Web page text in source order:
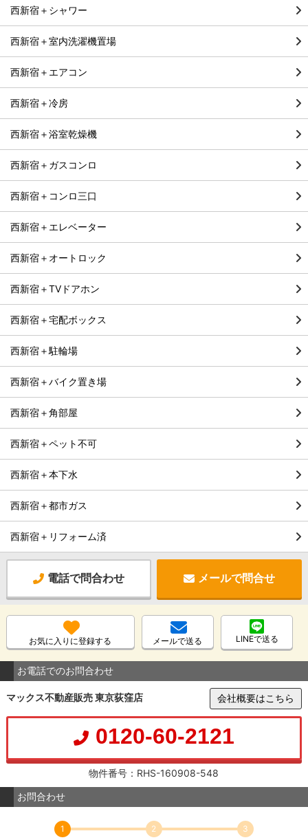
西新宿＋シャワー
西新宿＋室内洗濯機置場
西新宿＋エアコン
西新宿＋冷房
西新宿＋浴室乾燥機
西新宿＋ガスコンロ
西新宿＋コンロ三口
西新宿＋エレベーター
西新宿＋オートロック
西新宿＋TVドアホン
西新宿＋宅配ボックス
西新宿＋駐輪場
西新宿＋バイク置き場
西新宿＋角部屋
西新宿＋ペット不可
西新宿＋本下水
西新宿＋都市ガス
西新宿＋リフォーム済
電話で問合わせ メールで問合せ
お気に入りに登録する メールで送る LINEで送る
お電話でのお問合わせ
マックス不動産販売 東京荻窪店 会社概要はこちら
0120-60-2121
物件番号：RHS-160908-548
お問合わせ
1
2
3